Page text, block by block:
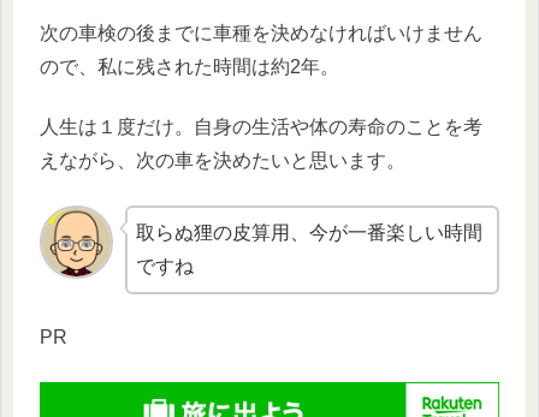
次の車検の後までに車種を決めなければいけません
ので、私に残された時間は約2年。
人生は１度だけ。自身の生活や体の寿命のことを考
えながら、次の車を決めたいと思います。
取らぬ狸の皮算用、今が一番楽しい時間
ですね
PR